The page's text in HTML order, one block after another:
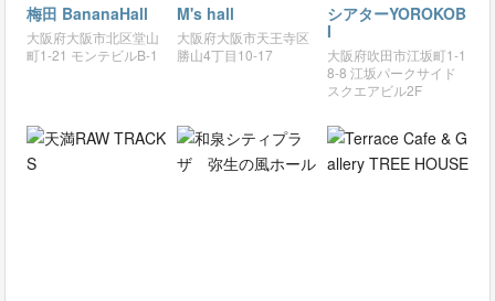
梅田 BananaHall
大阪府大阪市北区堂山
町1-21 モンテビルB-1
M's hall
大阪府大阪市天王寺区
勝山4丁目10-17
シアターYOROKOB
I
大阪府吹田市江坂町1-1
8-8 江坂パークサイド
スクエアビル2F